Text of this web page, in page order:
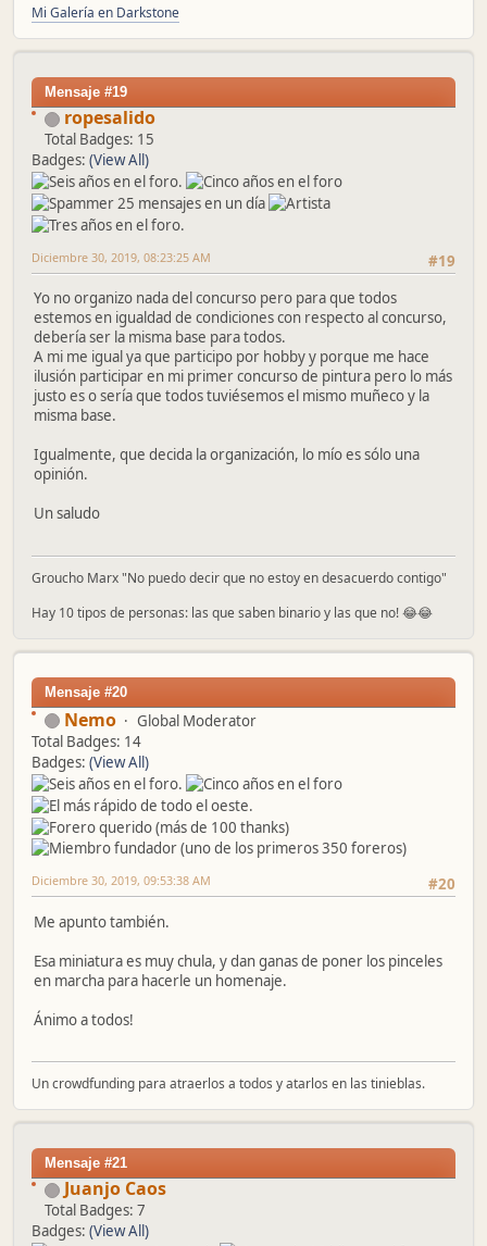
Mi Galería en Darkstone
Mensaje #19
ropesalido
Total Badges: 15
Badges: (View All)
#19
Diciembre 30, 2019, 08:23:25 AM
Yo no organizo nada del concurso pero para que todos
estemos en igualdad de condiciones con respecto al concurso,
debería ser la misma base para todos.
A mi me igual ya que participo por hobby y porque me hace
ilusión participar en mi primer concurso de pintura pero lo más
justo es o sería que todos tuviésemos el mismo muñeco y la
misma base.
Igualmente, que decida la organización, lo mío es sólo una
opinión.
Un saludo
Groucho Marx "No puedo decir que no estoy en desacuerdo contigo"
Hay 10 tipos de personas: las que saben binario y las que no! 😂😂
Mensaje #20
Nemo
Global Moderator
Total Badges: 14
Badges: (View All)
#20
Diciembre 30, 2019, 09:53:38 AM
Me apunto también.
Esa miniatura es muy chula, y dan ganas de poner los pinceles
en marcha para hacerle un homenaje.
Ánimo a todos!
Un crowdfunding para atraerlos a todos y atarlos en las tinieblas.
Mensaje #21
Juanjo Caos
Total Badges: 7
Badges: (View All)